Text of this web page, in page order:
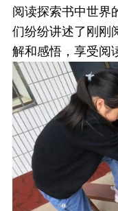
阅读探索书中世界
们纷纷讲述了刚刚
解和感悟，享受阅